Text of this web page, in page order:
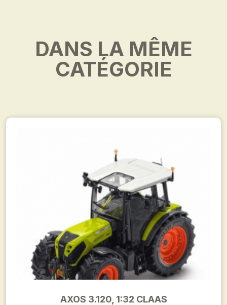
DANS LA MÊME
CATÉGORIE
AXOS 3.120, 1:32 CLAAS